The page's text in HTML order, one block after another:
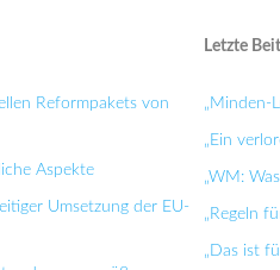
Reformpakets von
Aspekte
Umsetzung der EU-
Letzte
„Minden-
„Ein
„WM:
„Regeln
„Das ist